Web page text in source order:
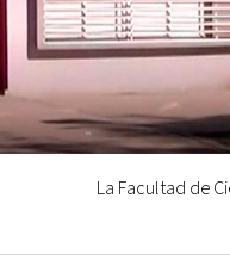
La Facultad de